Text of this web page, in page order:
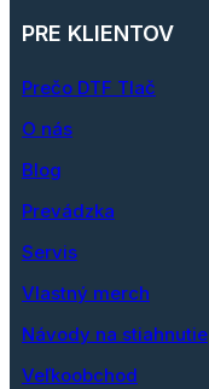
PRE KLIENTOV
Prečo DTF Tlač
O nás
Blog
Prevádzka
Servis
Vlastný merch
Návody na stiahnutie
Veľkoobchod